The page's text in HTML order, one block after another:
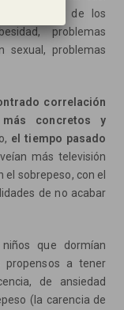
alguno/s de los
problemas
sexual, problemas
correlación
concretos y
el tiempo pasado
más televisión
sobrepeso, con el
de no acabar
niños que dormían
a tener
de ansiedad
(la carencia de